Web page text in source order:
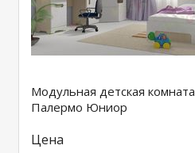
Модульная детская комната
Палермо Юниор
Цена